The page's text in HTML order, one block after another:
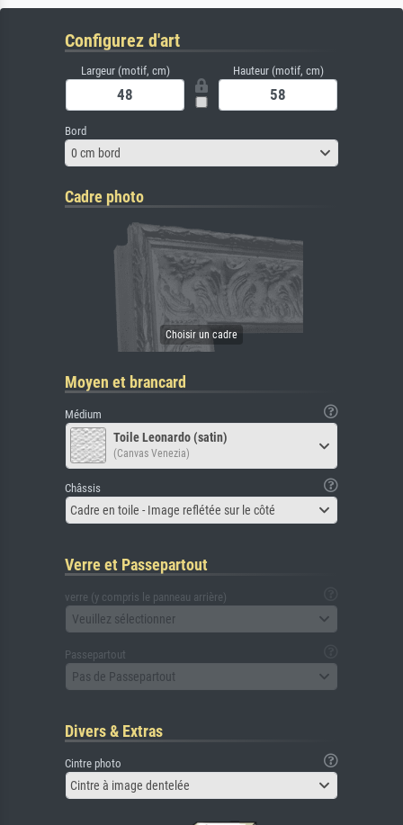
Configurez d'art
Largeur (motif, cm) Hauteur (motif, cm)
Bord
0 cm bord
Cadre photo
Moyen et brancard
Médium
Toile Leonardo (satin)
(Canvas Venezia)
Châssis
Cadre en toile - Image reflétée sur le côté
Verre et Passepartout
verre (y compris le panneau arrière)
Veuillez sélectionner
Passepartout
Pas de Passepartout
Divers & Extras
Cintre photo
Cintre à image dentelée